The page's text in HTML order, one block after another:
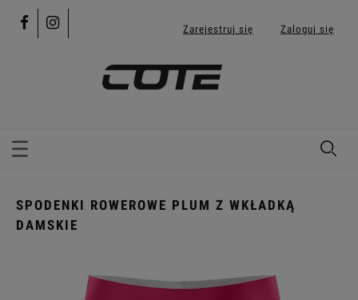
Zarejestruj się Zaloguj się
SPODENKI ROWEROWE PLUM Z WKŁADKĄ
DAMSKIE